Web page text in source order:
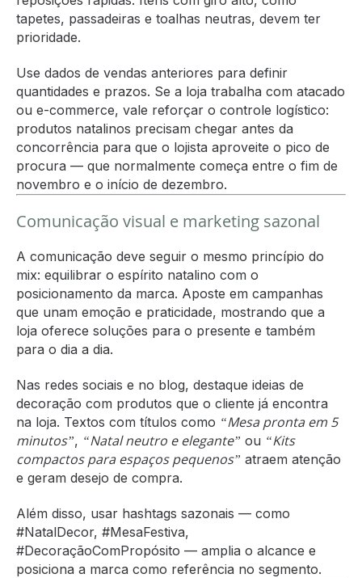
tapetes, passadeiras e toalhas neutras, devem ter
prioridade.
Use dados de vendas anteriores para definir
quantidades e prazos. Se a loja trabalha com atacado
ou e-commerce, vale reforçar o controle logístico:
produtos natalinos precisam chegar antes da
concorrência para que o lojista aproveite o pico de
procura — que normalmente começa entre o fim de
novembro e o início de dezembro.
Comunicação visual e marketing sazonal
A comunicação deve seguir o mesmo princípio do
mix: equilibrar o espírito natalino com o
posicionamento da marca. Aposte em campanhas
que unam emoção e praticidade, mostrando que a
loja oferece soluções para o presente e também
para o dia a dia.
Nas redes sociais e no blog, destaque ideias de
decoração com produtos que o cliente já encontra
na loja. Textos com títulos como “Mesa pronta em 5
minutos”, “Natal neutro e elegante” ou “Kits
compactos para espaços pequenos” atraem atenção
e geram desejo de compra.
Além disso, usar hashtags sazonais — como
#NatalDecor, #MesaFestiva,
#DecoraçãoComPropósito — amplia o alcance e
posiciona a marca como referência no segmento.